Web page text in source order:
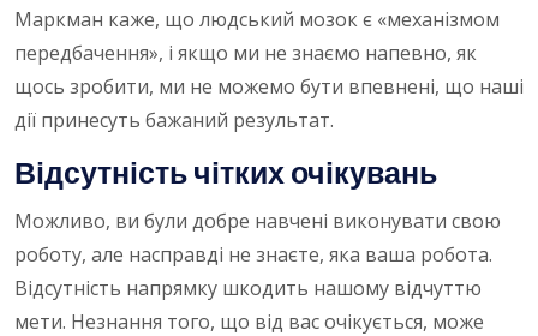
Маркман каже, що людський мозок є «механізмом
передбачення», і якщо ми не знаємо напевно, як
щось зробити, ми не можемо бути впевнені, що наші
дії принесуть бажаний результат.
Відсутність чітких очікувань
Можливо, ви були добре навчені виконувати свою
роботу, але насправді не знаєте, яка ваша робота.
Відсутність напрямку шкодить нашому відчуттю
мети. Незнання того, що від вас очікується, може